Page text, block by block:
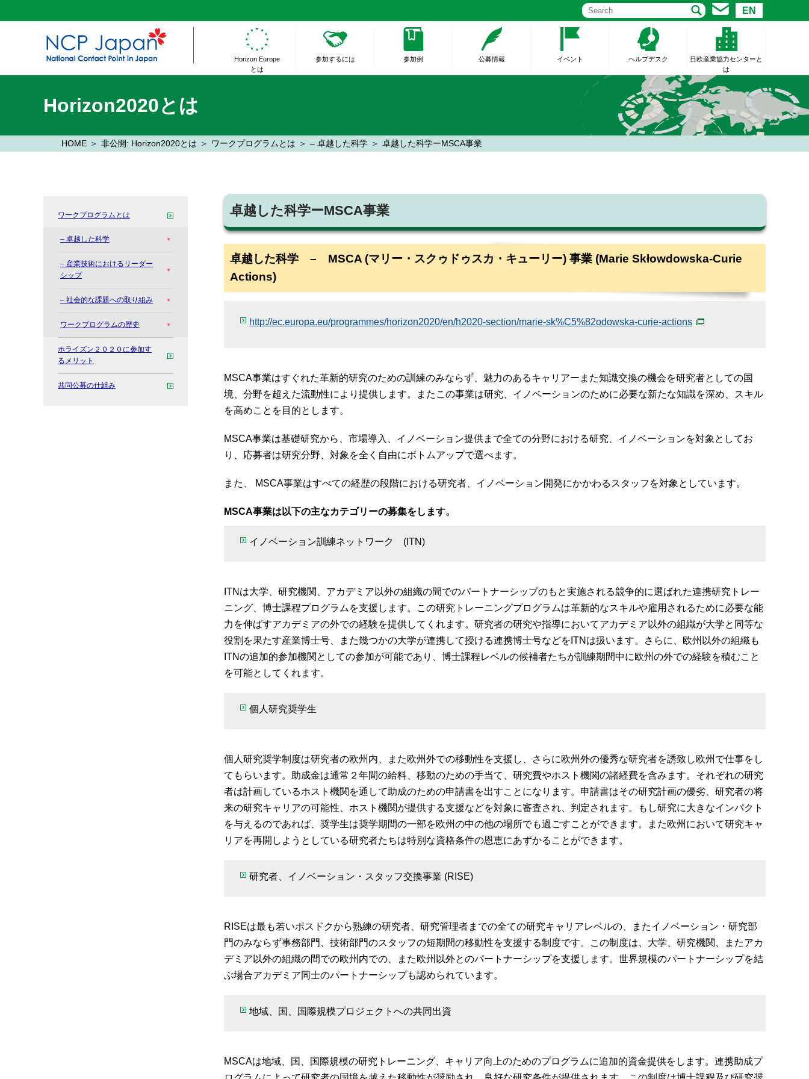
EN
Horizon Europe
とは
参加するには 参加例 公募情報 イベント ヘルプデスク
日欧産業協力センターと
は
Horizon2020とは
HOME 非公開: Horizon2020とは ワークプログラムとは – 卓越した科学 卓越した科学ーMSCA事業
卓越した科学ーMSCA事業
卓越した科学 – MSCA (マリー・スクゥドゥスカ・キューリー) 事業 (Marie Skłowdowska-Curie
Actions)
http://ec.europa.eu/programmes/horizon2020/en/h2020-section/marie-sk%C5%82odowska-curie-actions
MSCA事業はすぐれた革新的研究のための訓練のみならず、魅力のあるキャリアーまた知識交換の機会を研究者としての国
境、分野を超えた流動性により提供します。またこの事業は研究、イノベーションのために必要な新たな知識を深め、スキル
を高めことを目的とします。
MSCA事業は基礎研究から、市場導入、イノベーション提供まで全ての分野における研究、イノベーションを対象としてお
り、応募者は研究分野、対象を全く自由にボトムアップで選べます。
また、 MSCA事業はすべての経歴の段階における研究者、イノベーション開発にかかわるスタッフを対象としています。
MSCA事業は以下の主なカテゴリーの募集をします。
イノベーション訓練ネットワーク (ITN)
ITNは大学、研究機関、アカデミア以外の組織の間でのパートナーシップのもと実施される競争的に選ばれた連携研究トレー
ニング、博士課程プログラムを支援します。この研究トレーニングプログラムは革新的なスキルや雇用されるために必要な能
力を伸ばすアカデミアの外での経験を提供してくれます。研究者の研究や指導においてアカデミア以外の組織が大学と同等な
役割を果たす産業博士号、また幾つかの大学が連携して授ける連携博士号などをITNは扱います。さらに、欧州以外の組織も
ITNの追加的参加機関としての参加が可能であり、博士課程レベルの候補者たちが訓練期間中に欧州の外での経験を積むこと
を可能としてくれます。
個人研究奨学生
個人研究奨学制度は研究者の欧州内、また欧州外での移動性を支援し、さらに欧州外の優秀な研究者を誘致し欧州で仕事をし
てもらいます。助成金は通常２年間の給料、移動のための手当て、研究費やホスト機関の諸経費を含みます。それぞれの研究
者は計画しているホスト機関を通して助成のための申請書を出すことになります。申請書はその研究計画の優劣、研究者の将
来の研究キャリアの可能性、ホスト機関が提供する支援などを対象に審査され、判定されます。もし研究に大きなインパクト
を与えるのであれば、奨学生は奨学期間の一部を欧州の中の他の場所でも過ごすことができます。また欧州において研究キャ
リアを再開しようとしている研究者たちは特別な資格条件の恩恵にあずかることができます。
研究者、イノベーション・スタッフ交換事業 (RISE)
RISEは最も若いポスドクから熟練の研究者、研究管理者までの全ての研究キャリアレベルの、またイノベーション・研究部
門のみならず事務部門、技術部門のスタッフの短期間の移動性を支援する制度です。この制度は、大学、研究機関、またアカ
デミア以外の組織の間での欧州内での、また欧州以外とのパートナーシップを支援します。世界規模のパートナーシップを結
ぶ場合アカデミア同士のパートナーシップも認められています。
地域、国、国際規模プロジェクトへの共同出資
MSCAは地域、国、国際規模の研究トレーニング、キャリア向上のためのプログラムに追加的資金提供をします。連携助成プ
ワークプログラムとは
– 卓越した科学
– 産業技術におけるリーダー
シップ
– 社会的な課題への取り組み
ワークプログラムの歴史
ホライズン２０２０に参加す
るメリット
共同公募の仕組み